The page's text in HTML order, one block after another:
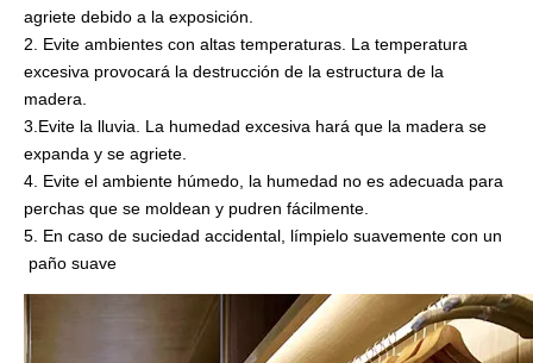
agriete debido a la exposición.
2. Evite ambientes con altas temperaturas. La temperatura
excesiva provocará la destrucción de la estructura de la
madera.
3.Evite la lluvia. La humedad excesiva hará que la madera se
expanda y se agriete.
4. Evite el ambiente húmedo, la humedad no es adecuada para
perchas que se moldean y pudren fácilmente.
5. En caso de suciedad accidental, límpielo suavemente con un
paño suave